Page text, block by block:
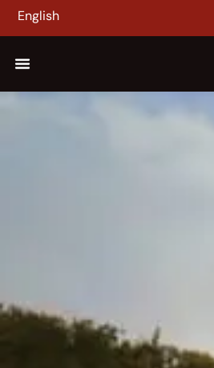
English